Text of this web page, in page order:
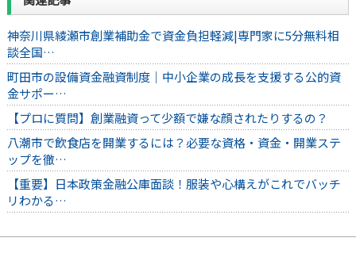
神奈川県綾瀬市創業補助金で資金負担軽減|専門家に5分無料相
談全国…
町田市の設備資金融資制度｜中小企業の成長を支援する公的資
金サポー…
【プロに質問】創業融資って少額で嫌な顔されたりするの？
八潮市で飲食店を開業するには？必要な資格・資金・開業ステ
ップを徹…
【重要】日本政策金融公庫面談！服装や心構えがこれでバッチ
リわかる…